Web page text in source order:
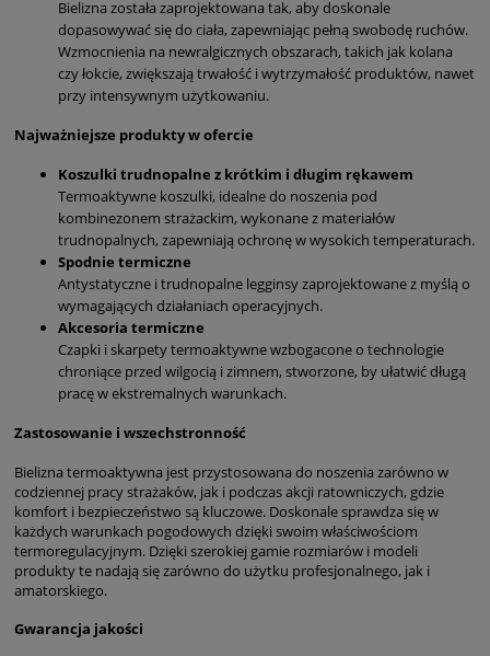
Bielizna została zaprojektowana tak, aby doskonale
dopasowywać się do ciała, zapewniając pełną swobodę ruchów.
Wzmocnienia na newralgicznych obszarach, takich jak kolana
czy łokcie, zwiększają trwałość i wytrzymałość produktów, nawet
przy intensywnym użytkowaniu.
Najważniejsze produkty w ofercie
Koszulki trudnopalne z krótkim i długim rękawem
Termoaktywne koszulki, idealne do noszenia pod
kombinezonem strażackim, wykonane z materiałów
trudnopalnych, zapewniają ochronę w wysokich temperaturach.
Spodnie termiczne
Antystatyczne i trudnopalne legginsy zaprojektowane z myślą o
wymagających działaniach operacyjnych.
Akcesoria termiczne
Czapki i skarpety termoaktywne wzbogacone o technologie
chroniące przed wilgocią i zimnem, stworzone, by ułatwić długą
pracę w ekstremalnych warunkach.
Zastosowanie i wszechstronność
Bielizna termoaktywna jest przystosowana do noszenia zarówno w
codziennej pracy strażaków, jak i podczas akcji ratowniczych, gdzie
komfort i bezpieczeństwo są kluczowe. Doskonale sprawdza się w
każdych warunkach pogodowych dzięki swoim właściwościom
termoregulacyjnym. Dzięki szerokiej gamie rozmiarów i modeli
produkty te nadają się zarówno do użytku profesjonalnego, jak i
amatorskiego.
Gwarancja jakości